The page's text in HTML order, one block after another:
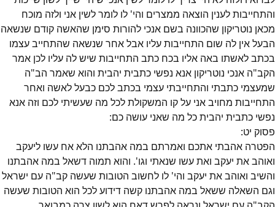
והתחייבות לענין הוצאה ממצרים והי' לו לומר לשין אני ולזה מוכח
מכאן נוטריקון שהכוונה בשם אנכי להורות סימן שהאשה קודם שנשאה
הבעל אין לה שום התחייבות עליו אבל אחר שנשאה שהתחייב עצמו
בכתב לאשתו באה אליו בכח כתב התחייבות שיש לה עליו לכן אמר
הקב"ה אנכי נוטריקון אנא נפשי כתבית יהבית והוא שאמר הב"ה
שמעצמי כתבתי והתחייבתי עצמי בכתב לכם כבעל לאשה ואחר
התחייבות מחויב אני על קו המשקולת לכל מה שעשיתי לכם וזה אנא
נפשי כתבית יהבית כל מה שאני עושה כם:
פסוק יט:
הפטרה אהבתי אתכם ואמרתם במה אהבתנו הלא אח עשו ליעקב
ואוהב את יעקב ואת עשו שנאתי וגו'. והוא תמוה דשאל במה אהבתנו
והשיב ואוהב את יעקב והי' לו לחשוב הטובות שעשה קב"ה עם ישראל
וגם השאלה ששאל במה אהבתנו קשה דידוע לכל הוא הטובות שעשה